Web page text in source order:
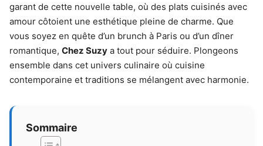
garant de cette nouvelle table, où des plats cuisinés avec
amour côtoient une esthétique pleine de charme. Que
vous soyez en quête d’un brunch à Paris ou d’un dîner
romantique, Chez Suzy a tout pour séduire. Plongeons
ensemble dans cet univers culinaire où cuisine
contemporaine et traditions se mélangent avec harmonie.
Sommaire